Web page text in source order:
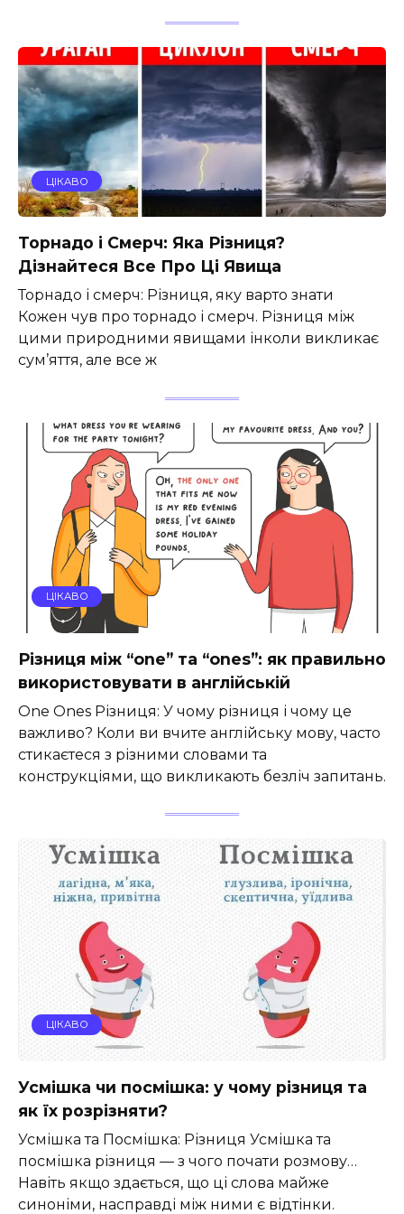
ЦІКАВО
Торнадо і Смерч: Яка Різниця?
Дізнайтеся Все Про Ці Явища
Торнадо і смерч: Різниця, яку варто знати
Кожен чув про торнадо і смерч. Різниця між
цими природними явищами інколи викликає
сум’яття, але все ж
ЦІКАВО
Різниця між “one” та “ones”: як правильно
використовувати в англійській
One Ones Різниця: У чому різниця і чому це
важливо? Коли ви вчите англійську мову, часто
стикаєтеся з різними словами та
конструкціями, що викликають безліч запитань.
ЦІКАВО
Усмішка чи посмішка: у чому різниця та
як їх розрізняти?
Усмішка та Посмішка: Різниця Усмішка та
посмішка різниця — з чого почати розмову…
Навіть якщо здається, що ці слова майже
синоніми, насправді між ними є відтінки.